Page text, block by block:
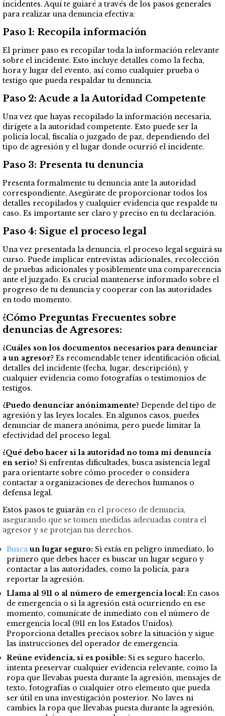
incidentes. Aquí te guiaré a través de los pasos generales
para realizar una denuncia efectiva:
Paso 1: Recopila información
El primer paso es recopilar toda la información relevante
sobre el incidente. Esto incluye detalles como la fecha,
hora y lugar del evento, así como cualquier prueba o
testigo que pueda respaldar tu denuncia.
Paso 2: Acude a la Autoridad Competente
Una vez que hayas recopilado la información necesaria,
dirígete a la autoridad competente. Esto puede ser la
policía local, fiscalía o juzgado de paz, dependiendo del
tipo de agresión y el lugar donde ocurrió el incidente.
Paso 3: Presenta tu denuncia
Presenta formalmente tu denuncia ante la autoridad
correspondiente. Asegúrate de proporcionar todos los
detalles recopilados y cualquier evidencia que respalde tu
caso. Es importante ser claro y preciso en tu declaración.
Paso 4: Sigue el proceso legal
Una vez presentada la denuncia, el proceso legal seguirá su
curso. Puede implicar entrevistas adicionales, recolección
de pruebas adicionales y posiblemente una comparecencia
ante el juzgado. Es crucial mantenerse informado sobre el
progreso de tu denuncia y cooperar con las autoridades
en todo momento.
¿Cómo Preguntas Frecuentes sobre
denuncias de Agresores:
¿Cuáles son los documentos necesarios para denunciar
a un agresor? Es recomendable tener identificación oficial,
detalles del incidente (fecha, lugar, descripción), y
cualquier evidencia como fotografías o testimonios de
testigos.
¿Puedo denunciar anónimamente? Depende del tipo de
agresión y las leyes locales. En algunos casos, puedes
denunciar de manera anónima, pero puede limitar la
efectividad del proceso legal.
¿Qué debo hacer si la autoridad no toma mi denuncia
en serio? Si enfrentas dificultades, busca asistencia legal
para orientarte sobre cómo proceder o considera
contactar a organizaciones de derechos humanos o
defensa legal.
Estos pasos te guiarán en el proceso de denuncia,
asegurando que se tomen medidas adecuadas contra el
agresor y se protejan tus derechos.
Busca un lugar seguro: Si estás en peligro inmediato, lo
primero que debes hacer es buscar un lugar seguro y
contactar a las autoridades, como la policía, para
reportar la agresión.
Llama al 911 o al número de emergencia local: En casos
de emergencia o si la agresión está ocurriendo en ese
momento, comunícate de inmediato con el número de
emergencia local (911 en los Estados Unidos).
Proporciona detalles precisos sobre la situación y sigue
las instrucciones del operador de emergencia.
Reúne evidencia, si es posible: Si es seguro hacerlo,
intenta preservar cualquier evidencia relevante, como la
ropa que llevabas puesta durante la agresión, mensajes de
texto, fotografías o cualquier otro elemento que pueda
ser útil en una investigación posterior. No laves ni
cambies la ropa que llevabas puesta durante la agresión,